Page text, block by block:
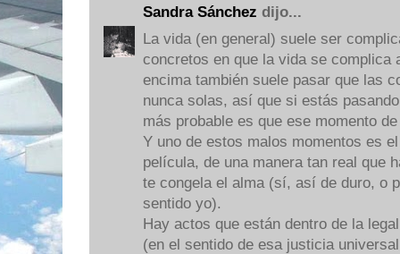
Sandra Sánchez dijo...
La vida (en general) suele ser
concretos en que la vida se complica
encima también suele pasar que las
nunca solas, así que si estás
más probable es que ese momento
Y uno de estos malos momentos es
película, de una manera tan real que
te congela el alma (sí, así de duro, o
sentido yo).
Hay actos que están dentro de la
(en el sentido de esa justicia